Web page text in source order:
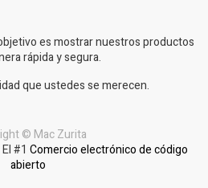
es mostrar nuestros productos
rápida y segura.
que ustedes se merecen.
© Mac Zurita
El #1 Comercio electrónico de código
abierto